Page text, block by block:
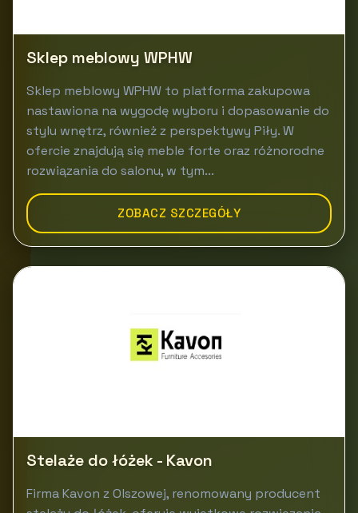
Sklep meblowy WPHW
Sklep meblowy WPHW to platforma zakupowa
nastawiona na wygodę wyboru i dopasowanie do
stylu wnętrz, również z perspektywy Piły. W
ofercie znajdują się meble forte oraz różnorodne
rozwiązania do salonu, w tym...
ZOBACZ SZCZEGÓŁY
Stelaże do łóżek - Kavon
Firma Kavon z Olszowej, renomowany producent